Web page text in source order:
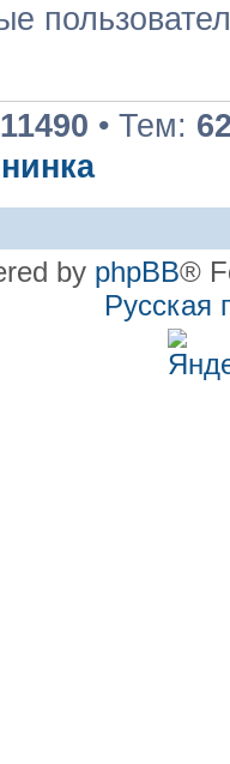
11490 • Тем:
by phpBB®
Русская